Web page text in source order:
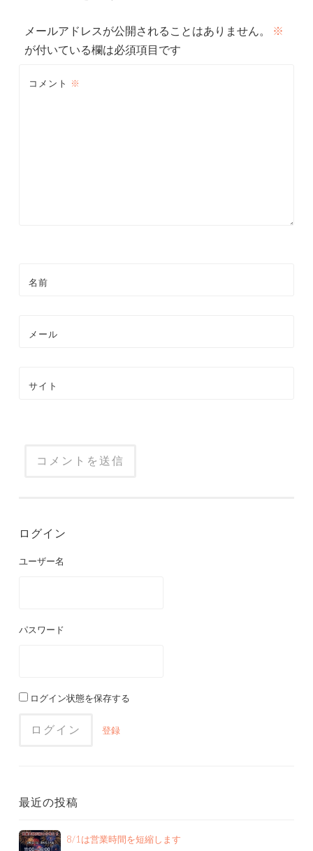
ゲ
メールアドレスが公開されることはありません。
※
が付いている欄は必須項目です
コメント ※
名前
メール
サイト
ログイン
ユーザー名
パスワード
ログイン状態を保存する
登録
最近の投稿
8/1は営業時間を短縮します